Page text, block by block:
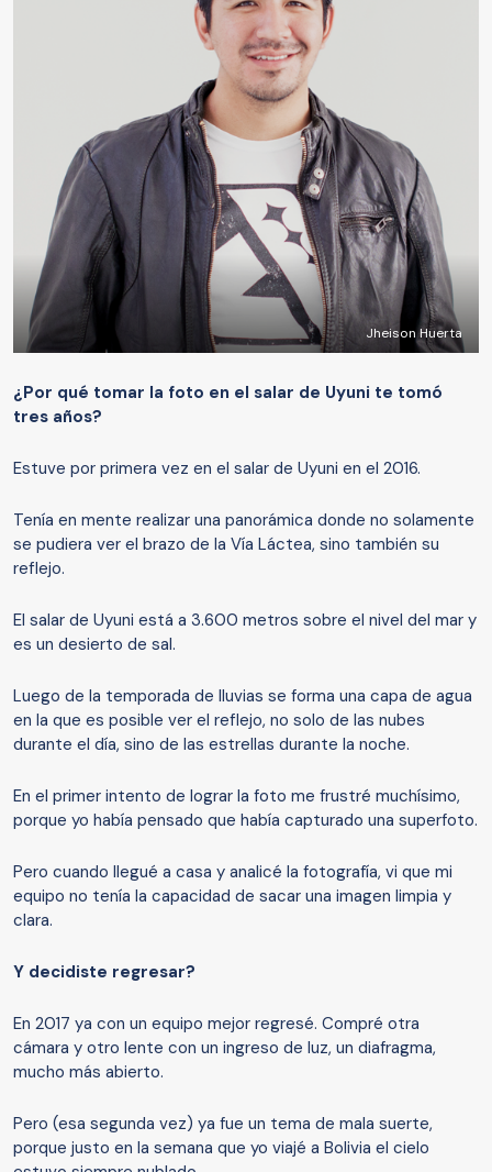
Jheison Huerta
¿Por qué tomar la foto en el salar de Uyuni te tomó
tres años?
Estuve por primera vez en el salar de Uyuni en el 2016.
Tenía en mente realizar una panorámica donde no solamente
se pudiera ver el brazo de la Vía Láctea, sino también su
reflejo.
El salar de Uyuni está a 3.600 metros sobre el nivel del mar y
es un desierto de sal.
Luego de la temporada de lluvias se forma una capa de agua
en la que es posible ver el reflejo, no solo de las nubes
durante el día, sino de las estrellas durante la noche.
En el primer intento de lograr la foto me frustré muchísimo,
porque yo había pensado que había capturado una superfoto.
Pero cuando llegué a casa y analicé la fotografía, vi que mi
equipo no tenía la capacidad de sacar una imagen limpia y
clara.
Y decidiste regresar?
En 2017 ya con un equipo mejor regresé. Compré otra
cámara y otro lente con un ingreso de luz, un diafragma,
mucho más abierto.
Pero (esa segunda vez) ya fue un tema de mala suerte,
porque justo en la semana que yo viajé a Bolivia el cielo